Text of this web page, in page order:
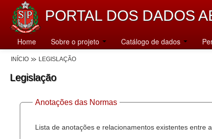
PORTAL DOS DADOS
Home Sobre o projeto Catálogo de dados
INÍCIO LEGISLAÇÃO
Legislação
Anotações das Normas
Lista de anotações e relacionamentos existentes entre